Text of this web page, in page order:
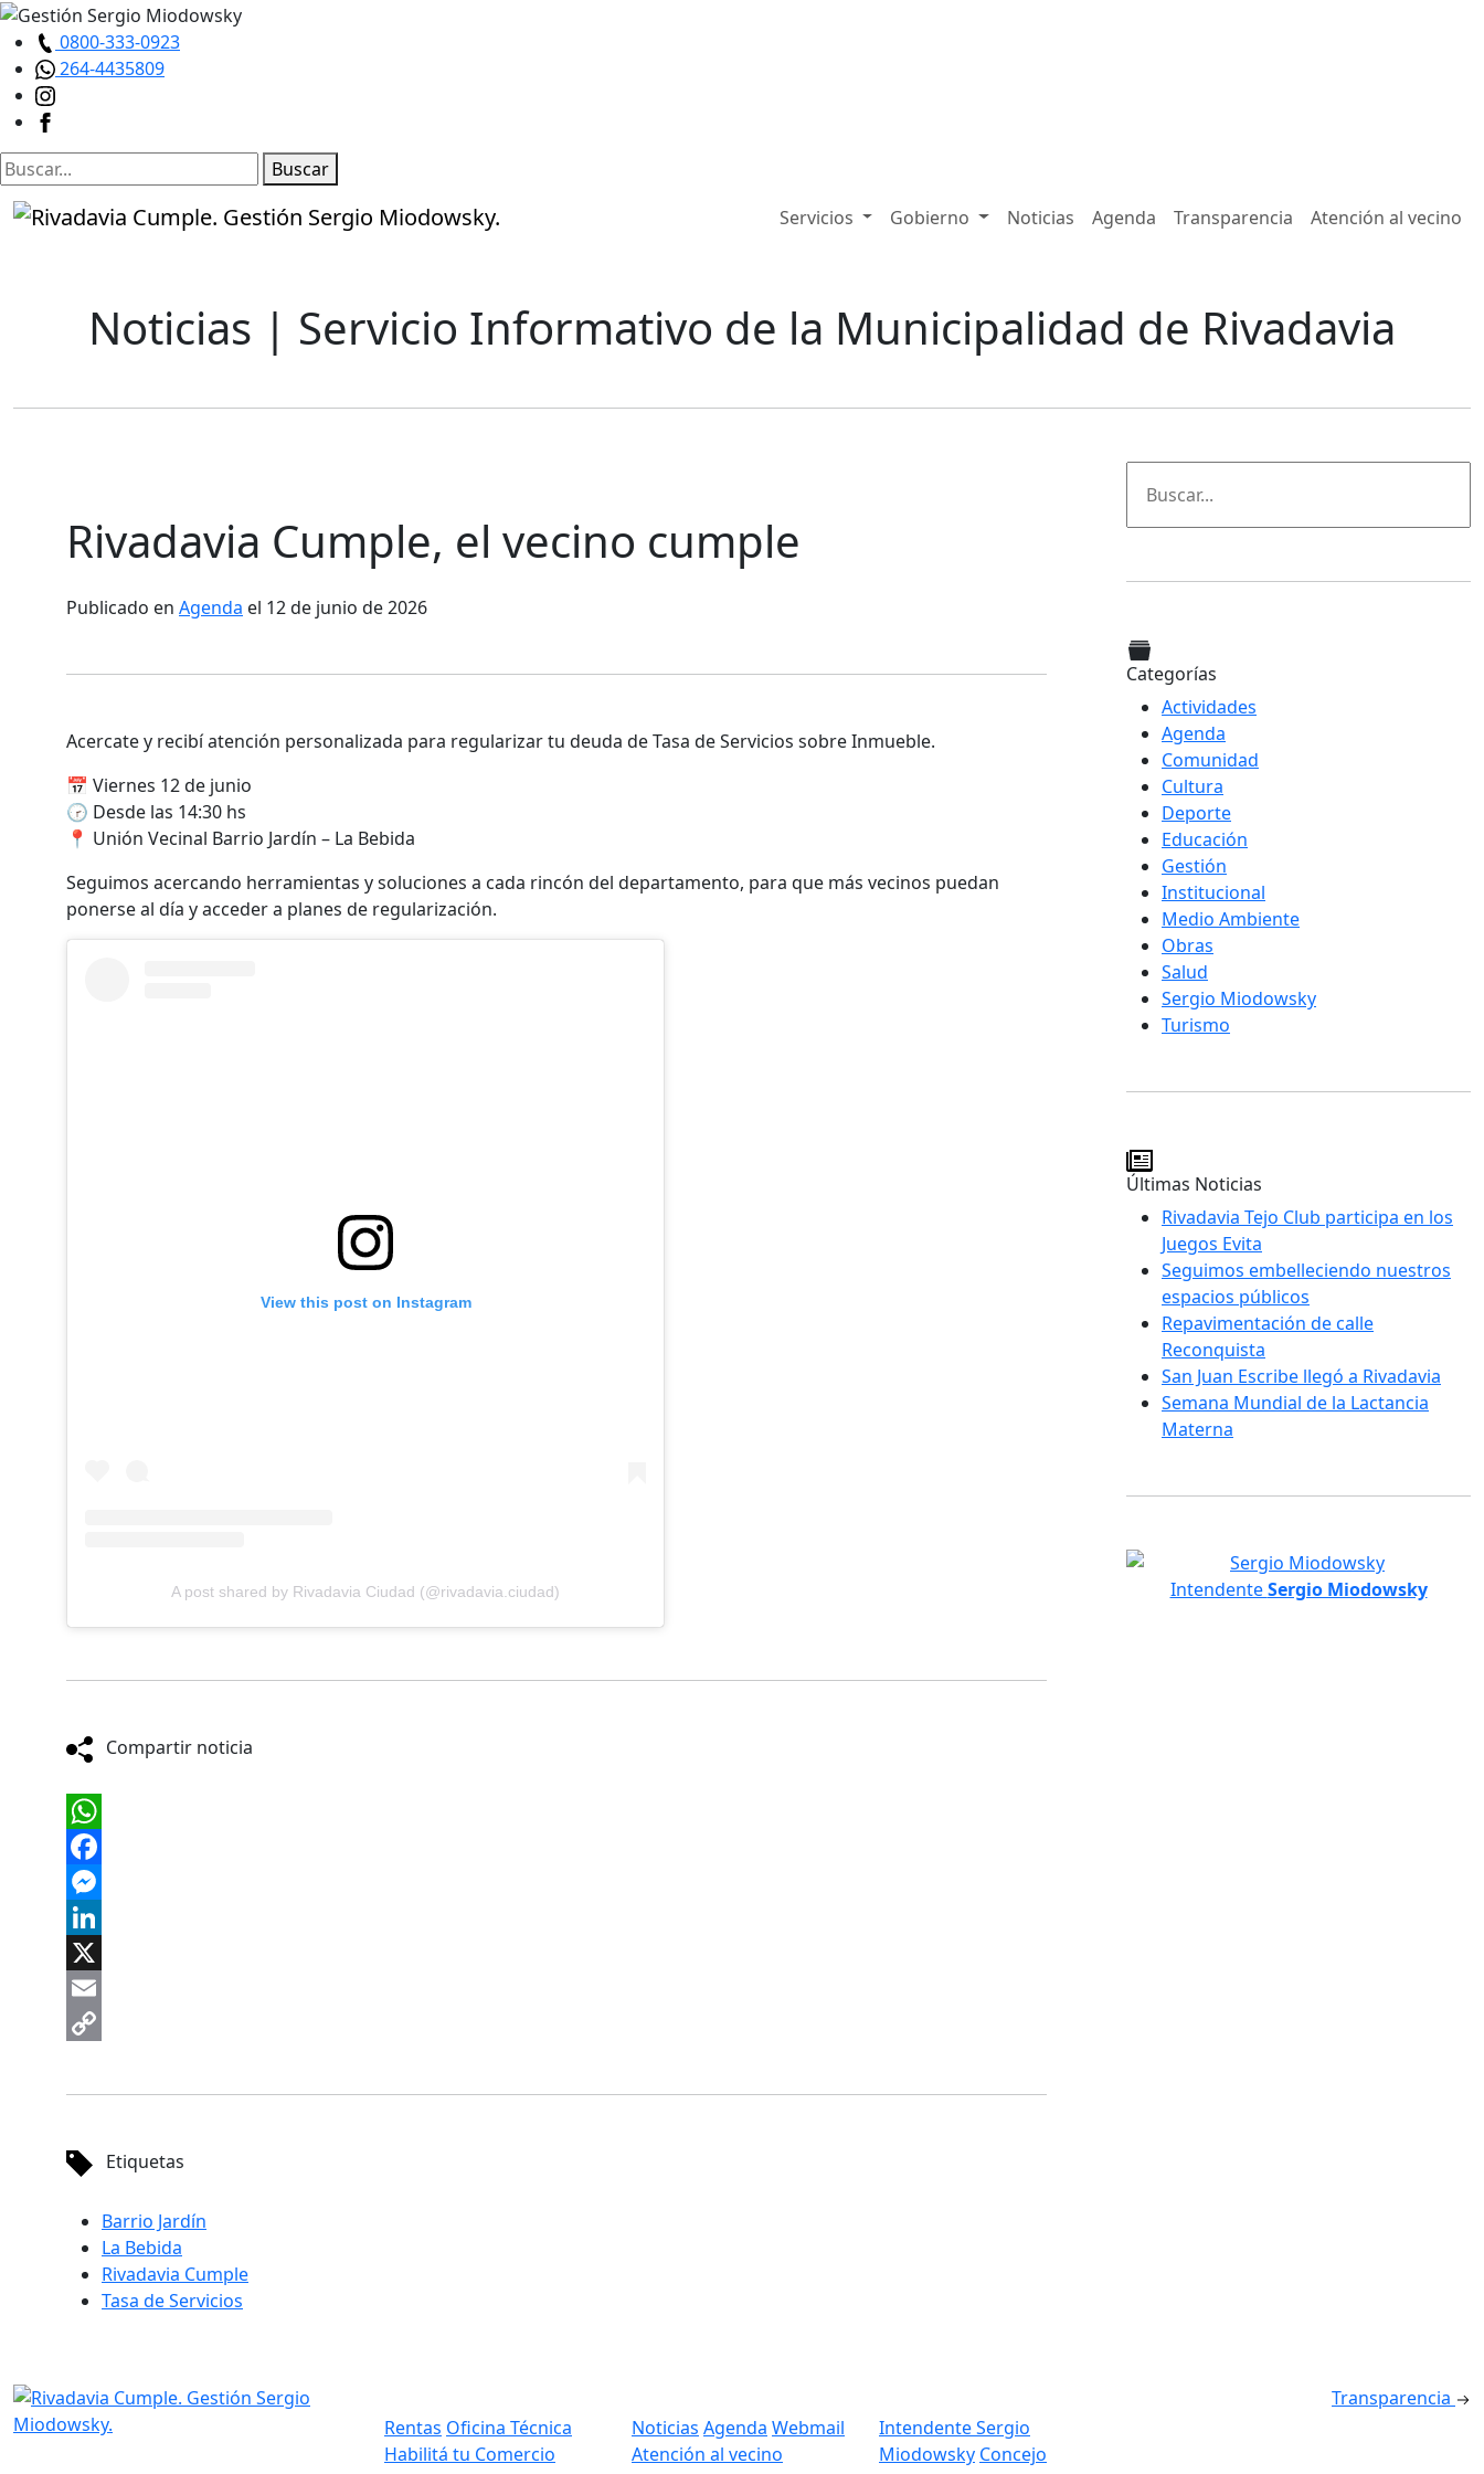
0800-333-0923
264-4435809
Buscar
Servicios
Gobierno Noticias Agenda Transparencia Atención al vecino
Noticias | Servicio Informativo de la Municipalidad de Rivadavia
Rivadavia Cumple, el vecino cumple
Publicado en Agenda el 12 de junio de 2026
Acercate y recibí atención personalizada para regularizar tu deuda de Tasa de Servicios sobre Inmueble.
📅 Viernes 12 de junio
🕝 Desde las 14:30 hs
📍 Unión Vecinal Barrio Jardín – La Bebida
Seguimos acercando herramientas y soluciones a cada rincón del departamento, para que más vecinos puedan
ponerse al día y acceder a planes de regularización.
View this post on Instagram
A post shared by Rivadavia Ciudad (@rivadavia.ciudad)
Compartir noticia
WhatsApp
Facebook
Messenger
LinkedIn
X
Email
Link
Etiquetas
Barrio Jardín
La Bebida
Rivadavia Cumple
Tasa de Servicios
Categorías
Actividades
Agenda
Comunidad
Cultura
Deporte
Educación
Gestión
Institucional
Medio Ambiente
Obras
Salud
Sergio Miodowsky
Turismo
Últimas Noticias
Rivadavia Tejo Club participa en los
Juegos Evita
Seguimos embelleciendo nuestros
espacios públicos
Repavimentación de calle
Reconquista
San Juan Escribe llegó a Rivadavia
Semana Mundial de la Lactancia
Materna
IntendenteSergio Miodowsky
Rentas Oficina Técnica
Habilitá tu Comercio
Noticias Agenda Webmail
Atención al vecino
Intendente Sergio
Miodowsky Concejo
Transparencia